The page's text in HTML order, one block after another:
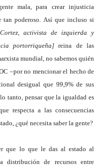
mala, para crear injusticia
tan poderoso. Así que incluso si
activista de izquierda y
portorriqueña] reina de las
mundial, no sabemos quién
–por no mencionar el hecho de
desigual que 99,9% de sus
tanto, pensar que la igualdad es
respecta a las consecuencias
¿qué necesita saber la gente?
que lo que le das al estado al
distribución de recursos entre